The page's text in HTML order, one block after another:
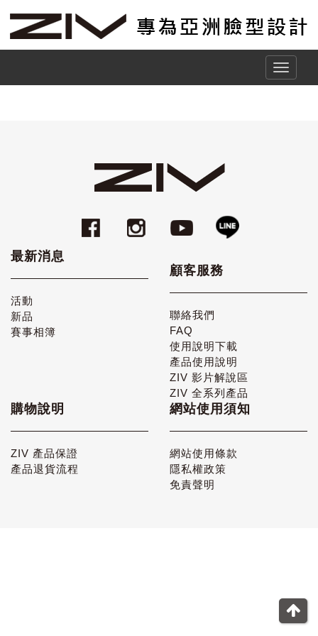
Toggle
最新消息
活動
新品
賽事相簿
顧客服務
聯絡我們
FAQ
使用說明下載
產品使用說明
ZIV 影片解說區
ZIV 全系列產品
購物說明
ZIV 產品保證
產品退貨流程
網站使用須知
網站使用條款
隱私權政策
免責聲明